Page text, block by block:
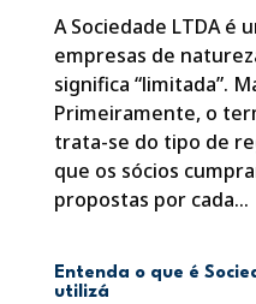
A Sociedade LTDA é
empresas de
significa “limitada”.
Primeiramente, o
trata-se do tipo de
que os sócios
propostas por cada...
Entenda o que é
utilizá